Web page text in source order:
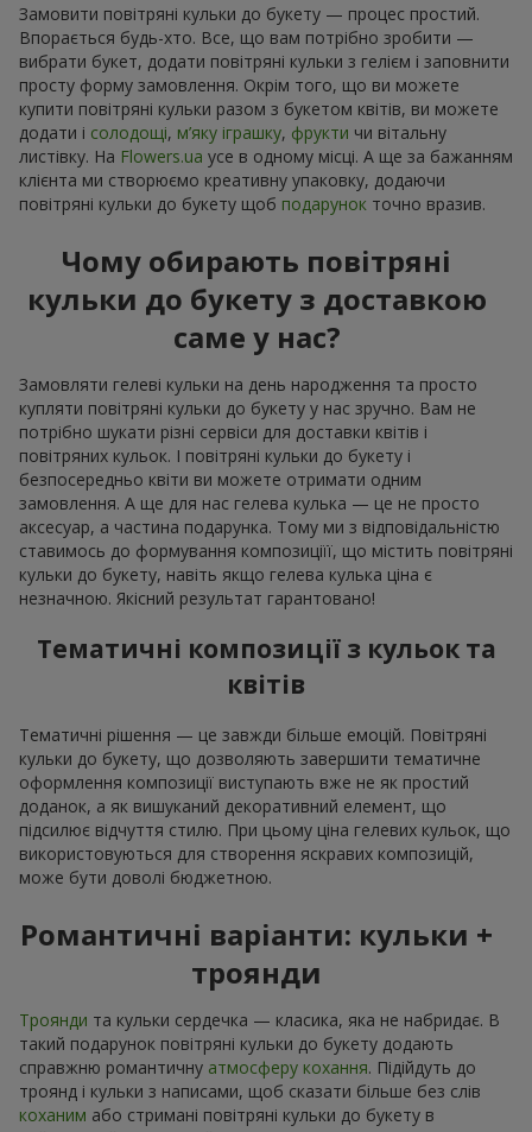
Замовити повітряні кульки до букету — процес простий.
Впорається будь-хто. Все, що вам потрібно зробити —
вибрати букет, додати повітряні кульки з гелієм і заповнити
просту форму замовлення. Окрім того, що ви можете
купити повітряні кульки разом з букетом квітів, ви можете
додати і солодощі, м’яку іграшку, фрукти чи вітальну
листівку. На Flowers.ua усе в одному місці. А ще за бажанням
клієнта ми створюємо креативну упаковку, додаючи
повітряні кульки до букету щоб подарунок точно вразив.
Чому обирають повітряні
кульки до букету з доставкою
саме у нас?
Замовляти гелеві кульки на день народження та просто
купляти повітряні кульки до букету у нас зручно. Вам не
потрібно шукати різні сервіси для доставки квітів і
повітряних кульок. І повітряні кульки до букету і
безпосередньо квіти ви можете отримати одним
замовлення. А ще для нас гелева кулька — це не просто
аксесуар, а частина подарунка. Тому ми з відповідальністю
ставимось до формування композиціїї, що містить повітряні
кульки до букету, навіть якщо гелева кулька ціна є
незначною. Якісний результат гарантовано!
Тематичні композиції з кульок та
квітів
Тематичні рішення — це завжди більше емоцій. Повітряні
кульки до букету, що дозволяють завершити тематичне
оформлення композиції виступають вже не як простий
доданок, а як вишуканий декоративний елемент, що
підсилює відчуття стилю. При цьому ціна гелевих кульок, що
використовуються для створення яскравих композицій,
може бути доволі бюджетною.
Романтичні варіанти: кульки +
троянди
Троянди та кульки сердечка — класика, яка не набридає. В
такий подарунок повітряні кульки до букету додають
справжню романтичну атмосферу кохання. Підійдуть до
троянд і кульки з написами, щоб сказати більше без слів
коханим або стримані повітряні кульки до букету в